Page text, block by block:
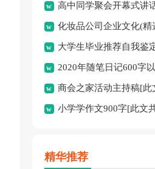
1167字]高中同学聚会开幕式讲
字] 化妆品公司企业文化(精
6398字]
大学生毕业推荐自我鉴
共5048字]
2020年随笔日记600字
2977字]
商会之家活动主持稿[此
小学学作文900字[此文
精华推荐